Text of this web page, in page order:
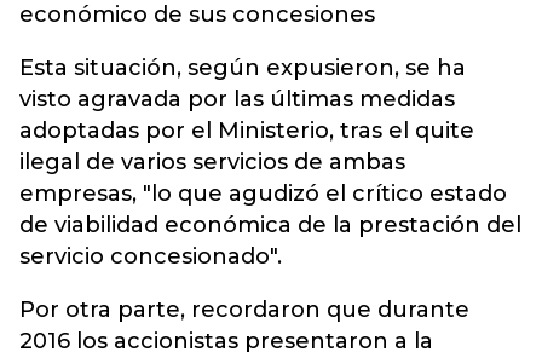
económico de sus concesiones
Esta situación, según expusieron, se ha
visto agravada por las últimas medidas
adoptadas por el Ministerio, tras el quite
ilegal de varios servicios de ambas
empresas, "lo que agudizó el crítico estado
de viabilidad económica de la prestación del
servicio concesionado".
Por otra parte, recordaron que durante
2016 los accionistas presentaron a la